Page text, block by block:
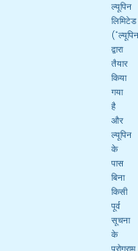
ल्यूपिन
लिमिटेड
द्वारा
तैयार
किया
गया
है
और
ल्यूपिन
के
पास
बिना
किसी
पूर्व
सूचना
के
प्रोग्राम